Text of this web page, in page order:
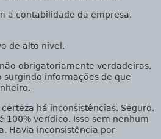
a contabilidade da empresa,
de alto nivel.
obrigatoriamente verdadeiras,
surgindo informações de que
há inconsistências. Seguro.
100% verídico. Isso sem nenhum
Havia inconsistência por